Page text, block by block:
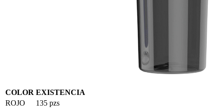
COLOR EXISTENCIA
ROJO
135 pzs